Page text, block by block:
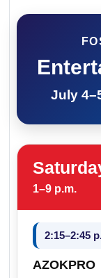
July
1–9 p.m.
2:15–2:45
AZOKPRO